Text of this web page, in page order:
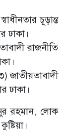
চূড়ান্ত
ঢাকা।
রাজনীতি
জাতীয়তাবাদী
ঢাকা।
রহমান, লোক